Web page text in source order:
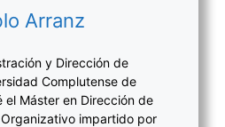
Arranz
y Dirección de
Complutense de
el Máster en Dirección de
impartido por